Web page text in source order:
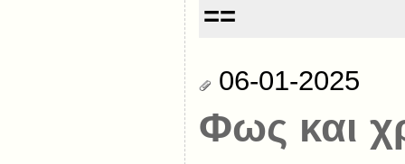
==
06-01-2025
Φως και